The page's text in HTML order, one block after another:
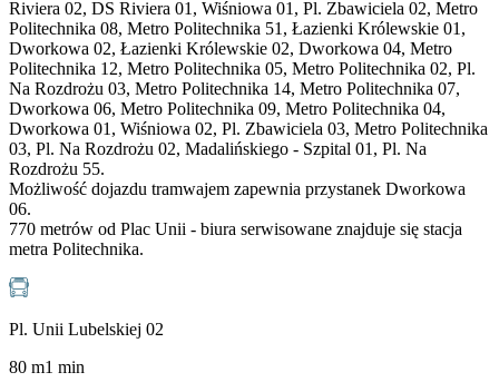
Riviera 02, DS Riviera 01, Wiśniowa 01, Pl. Zbawiciela 02, Metro
Politechnika 08, Metro Politechnika 51, Łazienki Królewskie 01,
Dworkowa 02, Łazienki Królewskie 02, Dworkowa 04, Metro
Politechnika 12, Metro Politechnika 05, Metro Politechnika 02, Pl.
Na Rozdrożu 03, Metro Politechnika 14, Metro Politechnika 07,
Dworkowa 06, Metro Politechnika 09, Metro Politechnika 04,
Dworkowa 01, Wiśniowa 02, Pl. Zbawiciela 03, Metro Politechnika
03, Pl. Na Rozdrożu 02, Madalińskiego - Szpital 01, Pl. Na
Rozdrożu 55.
Możliwość dojazdu tramwajem zapewnia przystanek Dworkowa
06.
770 metrów od Plac Unii - biura serwisowane znajduje się stacja
metra Politechnika.
Pl. Unii Lubelskiej 02
80 m1 min